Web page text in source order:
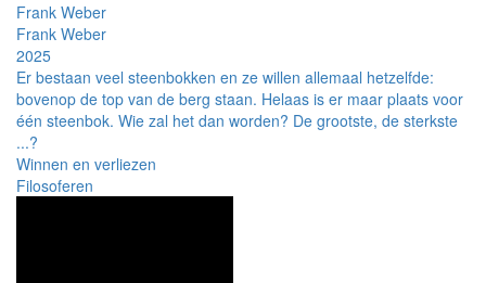
Frank Weber
Frank Weber
2025
Er bestaan veel steenbokken en ze willen allemaal hetzelfde:
bovenop de top van de berg staan. Helaas is er maar plaats voor
één steenbok. Wie zal het dan worden? De grootste, de sterkste
...?
Winnen en verliezen
Filosoferen